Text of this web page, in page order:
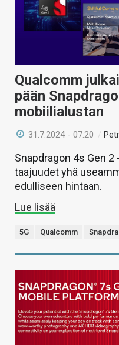
Qualcomm
pään
mobiilialustan
31.7.2024 - 07:20 /
Snapdragon 4s Gen
taajuudet yhä
edulliseen hintaan.
Lue lisää
5G Qualcomm